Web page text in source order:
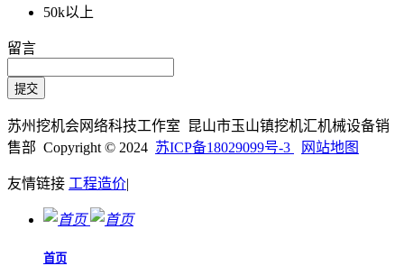
50k以上
留言
苏州挖机会网络科技工作室 昆山市玉山镇挖机汇机械设备销
售部 Copyright © 2024 苏ICP备18029099号-3 网站地图
友情链接 工程造价|
首页